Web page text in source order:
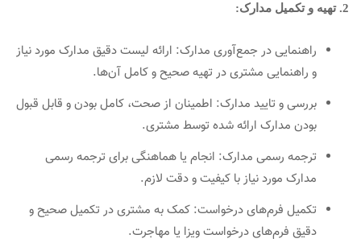
2. تهیه و تکمیل مدارک:
راهنمایی در جمع‌آوری مدارک: ارائه لیست دقیق مدارک مورد نیاز
و راهنمایی مشتری در تهیه صحیح و کامل آن‌ها.
بررسی و تایید مدارک: اطمینان از صحت، کامل بودن و قابل قبول
بودن مدارک ارائه شده توسط مشتری.
ترجمه رسمی مدارک: انجام یا هماهنگی برای ترجمه رسمی
مدارک مورد نیاز با کیفیت و دقت لازم.
تکمیل فرم‌های درخواست: کمک به مشتری در تکمیل صحیح و
دقیق فرم‌های درخواست ویزا یا مهاجرت.